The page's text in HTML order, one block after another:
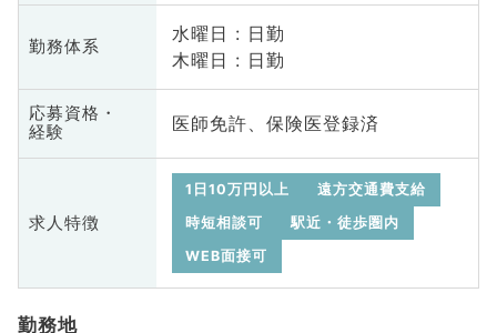
勤務体系
水曜日 : 日勤
木曜日 : 日勤
応募資格・
経験
医師免許、保険医登録済
求人特徴
1日10万円以上
遠方交通費支給
時短相談可
駅近・徒歩圏内
WEB面接可
勤務地